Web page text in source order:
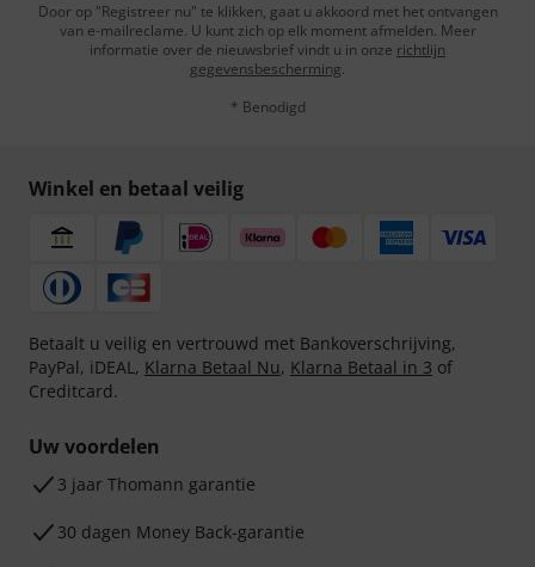
Door op "Registreer nu" te klikken, gaat u akkoord met het ontvangen
van e-mailreclame. U kunt zich op elk moment afmelden. Meer
informatie over de nieuwsbrief vindt u in onze richtlijn
gegevensbescherming.
* Benodigd
Winkel en betaal veilig
Betaalt u veilig en vertrouwd met Bankoverschrijving,
PayPal, iDEAL, Klarna Betaal Nu, Klarna Betaal in 3 of
Creditcard.
Uw voordelen
3 jaar Thomann garantie
30 dagen Money Back-garantie